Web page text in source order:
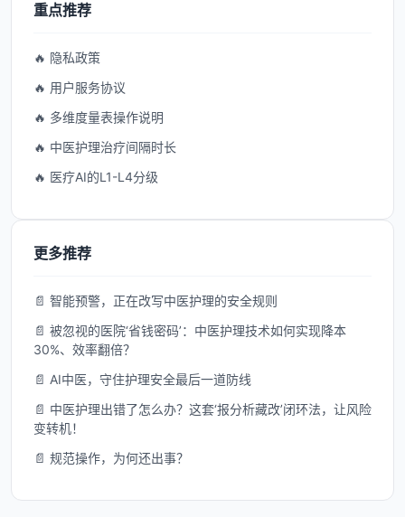
重点推荐
🔥 隐私政策
🔥 用户服务协议
🔥 多维度量表操作说明
🔥 中医护理治疗间隔时长
🔥 医疗AI的L1-L4分级
更多推荐
📄 智能预警，正在改写中医护理的安全规则
📄 被忽视的医院‘省钱密码’：中医护理技术如何实现降本
30%、效率翻倍？
📄 AI中医，守住护理安全最后一道防线
📄 中医护理出错了怎么办？这套‘报分析藏改’闭环法，让风险
变转机！
📄 规范操作，为何还出事？